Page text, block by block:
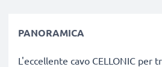
PANORAMICA
L'eccellente cavo CELLONIC per